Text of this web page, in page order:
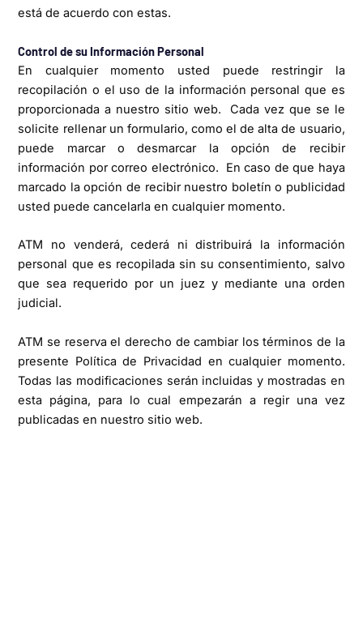
está de acuerdo con estas.
Control de su Información Personal
En cualquier momento usted puede restringir la
recopilación o el uso de la información personal que es
proporcionada a nuestro sitio web. Cada vez que se le
solicite rellenar un formulario, como el de alta de usuario,
puede marcar o desmarcar la opción de recibir
información por correo electrónico. En caso de que haya
marcado la opción de recibir nuestro boletín o publicidad
usted puede cancelarla en cualquier momento.
ATM no venderá, cederá ni distribuirá la información
personal que es recopilada sin su consentimiento, salvo
que sea requerido por un juez y mediante una orden
judicial.
ATM se reserva el derecho de cambiar los términos de la
presente Política de Privacidad en cualquier momento.
Todas las modificaciones serán incluidas y mostradas en
esta página, para lo cual empezarán a regir una vez
publicadas en nuestro sitio web.